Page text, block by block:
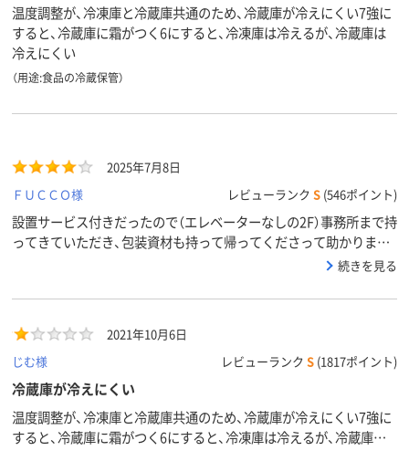
温度調整が、冷凍庫と冷蔵庫共通のため、冷蔵庫が冷えにくい7強に
すると、冷蔵庫に霜がつく6にすると、冷凍庫は冷えるが、冷蔵庫は
冷えにくい
（用途:食品の冷蔵保管）
2025年7月8日
ＦＵＣＣＯ様
レビューランク S (546ポイント)
設置サービス付きだったので（エレベーターなしの2F）事務所まで持
ってきていただき、包装資材も持って帰ってくださって助かりまし
た！ペットボトルもたくさん入って大きさもちょうどいいです。冷
続きを見る
2021年10月6日
じむ様
レビューランク S (1817ポイント)
冷蔵庫が冷えにくい
温度調整が、冷凍庫と冷蔵庫共通のため、冷蔵庫が冷えにくい7強に
すると、冷蔵庫に霜がつく6にすると、冷凍庫は冷えるが、冷蔵庫は